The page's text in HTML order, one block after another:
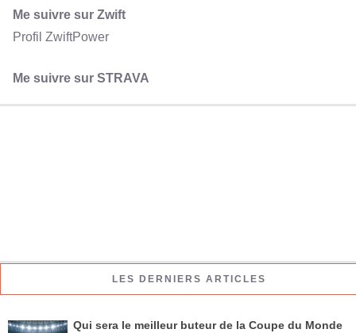
Me suivre sur Zwift
Profil ZwiftPower
Me suivre sur STRAVA
LES DERNIERS ARTICLES
Qui sera le meilleur buteur de la Coupe du Monde